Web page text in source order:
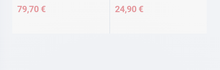
79,70 € 24,90 €